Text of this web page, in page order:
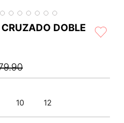
DOBLE
.90
10 12